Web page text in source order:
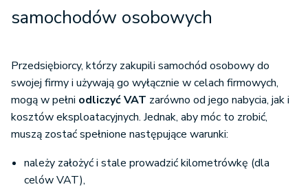
samochodów osobowych
Przedsiębiorcy, którzy zakupili samochód osobowy do
swojej firmy i używają go wyłącznie w celach firmowych,
mogą w pełni odliczyć VAT zarówno od jego nabycia, jak i
kosztów eksploatacyjnych. Jednak, aby móc to zrobić,
muszą zostać spełnione następujące warunki:
należy założyć i stale prowadzić kilometrówkę (dla
celów VAT),